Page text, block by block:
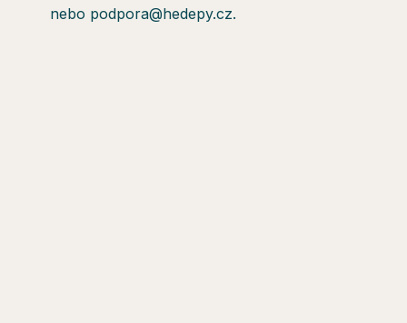
nebo podpora@hedepy.cz.